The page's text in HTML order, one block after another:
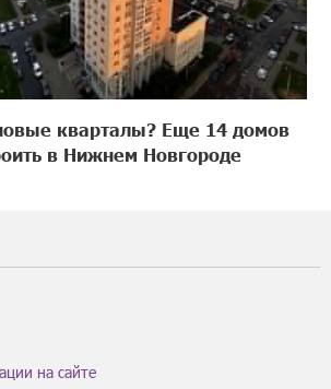
кварталы? Еще 14 домов
в Нижнем Новгороде
на сайте